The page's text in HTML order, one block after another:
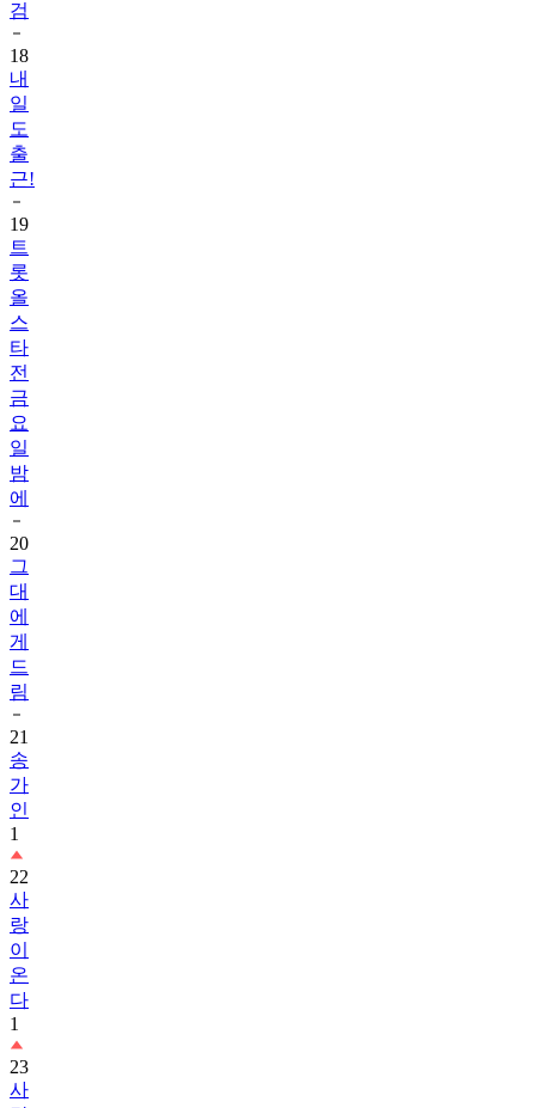
18
내
일
도
출
근!
19
트
롯
올
스
타
전
금
요
일
밤
에
20
그
대
에
게
드
림
21
송
가
인
1
22
사
랑
이
온
다
1
23
사
랑
을